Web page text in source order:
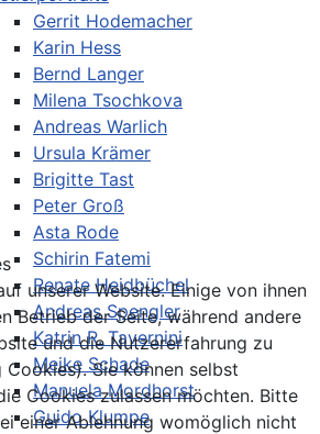
Gerrit Hodemacher
Karin Hess
Bernd Langer
Milena Tsochkova
Andreas Warlich
Ursula Krämer
Brigitte Tast
Peter Groß
Asta Rode
Schirin Fatemi
Renate Heidbüchel
Andreas Spengler
Katrin R. Tavernini
Meike Schade
Manuela Mordhorst
Guido Klumpe
unserer Website. Einige von ihnen
Betrieb der Seite, während andere
und die Nutzererfahrung zu
Sie können selbst
Cookies zulassen möchten. Bitte
einer Ablehnung womöglich nicht